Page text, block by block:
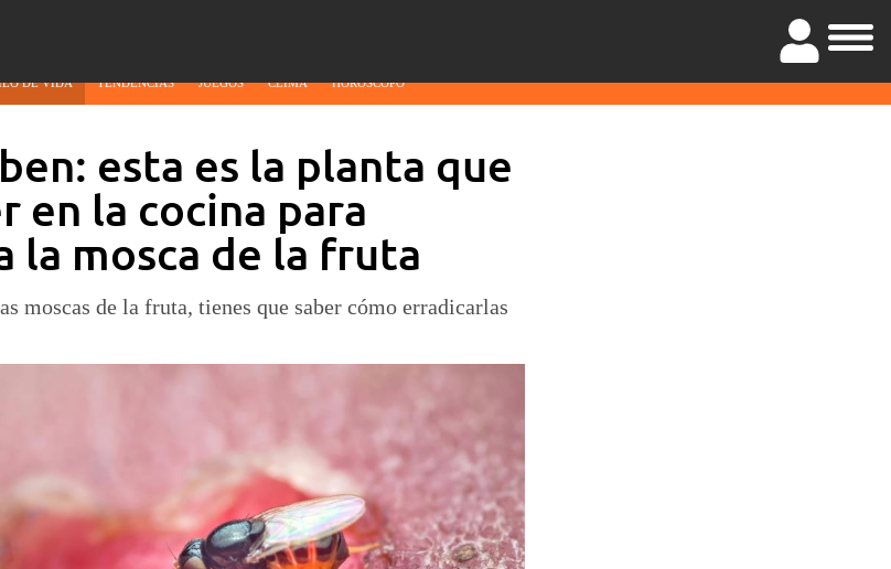
DE VIDA TENDENCIAS JUEGOS CLIMA HORÓSCOPO
esta es la planta que
en la cocina para
la mosca de la fruta
moscas de la fruta, tienes que saber cómo erradicarlas